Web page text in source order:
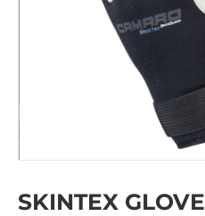
SKINTEX GLOVE